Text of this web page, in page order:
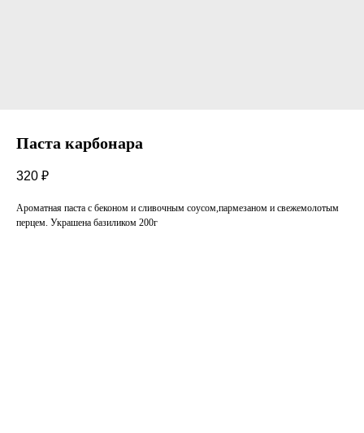
Паста карбонара
320 ₽
Ароматная паста с беконом и сливочным соусом,пармезаном и свежемолотым
перцем. Украшена базиликом 200г